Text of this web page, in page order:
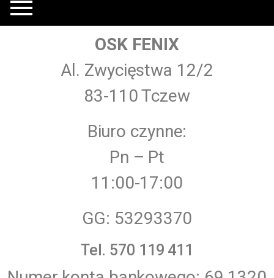
OSK FENIX
Al. Zwycięstwa 12/2
83-110 Tczew
Biuro czynne:
Pn – Pt
11:00-17:00
GG: 53293370
Tel. 570 119 411